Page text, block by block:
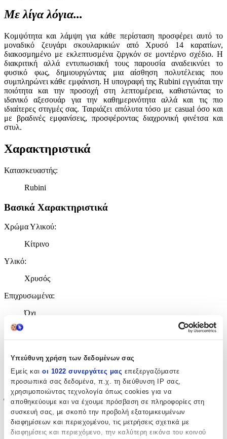
Υπεύθυνη χρήση των δεδομένων σας
Εμείς και οι 1022 συνεργάτες μας επεξεργαζόμαστε
προσωπικά σας δεδομένα, π.χ. τη διεύθυνση IP σας,
χρησιμοποιώντας τεχνολογία όπως cookies για να
αποθηκεύουμε και να έχουμε πρόσβαση σε πληροφορίες στη
συσκευή σας, με σκοπό την προβολή εξατομικευμένων
διαφημίσεων και περιεχομένου, τις μετρήσεις σχετικά με
διαφημίσεις και περιεχόμενο, την καλύτερη εικόνα του κοινού
Με λίγα λόγια...
Κομψότητα και λάμψη για κάθε περίσταση προσφέρει αυτό το
μοναδικό ζευγάρι σκουλαρικιών από Χρυσό 14 καρατίων,
διακοσμημένο με εκλεπτυσμένα ζιργκόν σε μοντέρνο σχέδιο. Η
διακριτική αλλά εντυπωσιακή τους παρουσία αναδεικνύει το
φυσικό φως, δημιουργώντας μια αίσθηση πολυτέλειας που
συμπληρώνει κάθε εμφάνιση. Η υπογραφή της Rubini εγγυάται την
ποιότητα και την προσοχή στη λεπτομέρεια, καθιστώντας το
ιδανικό αξεσουάρ για την καθημερινότητα αλλά και τις πιο
ιδιαίτερες στιγμές σας. Ταιριάζει απόλυτα τόσο με casual όσο και
με βραδινές εμφανίσεις, προσφέροντας διαχρονική φινέτσα και
στυλ.
Χαρακτηριστικά
Κατασκευαστής:
Rubini
Βασικά Χαρακτηριστικά
Χρώμα Υλικού:
Κίτρινο
Υλικό:
Χρυσός
Επιχρυσωμένα:
Όχι
Περιοχή
Όχι
Έξτρα Χαρακτηριστικά
Piercing: